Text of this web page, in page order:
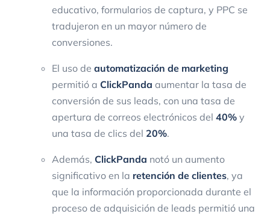
educativo, formularios de captura, y PPC se
tradujeron en un mayor número de
conversiones.
El uso de automatización de marketing
permitió a ClickPanda aumentar la tasa de
conversión de sus leads, con una tasa de
apertura de correos electrónicos del 40% y
una tasa de clics del 20%.
Además, ClickPanda notó un aumento
significativo en la retención de clientes, ya
que la información proporcionada durante el
proceso de adquisición de leads permitió una